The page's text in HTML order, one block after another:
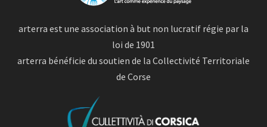
arterra est une association à but non lucratif régie par la
loi de 1901
arterra bénéficie du soutien de la Collectivité Territoriale
de Corse